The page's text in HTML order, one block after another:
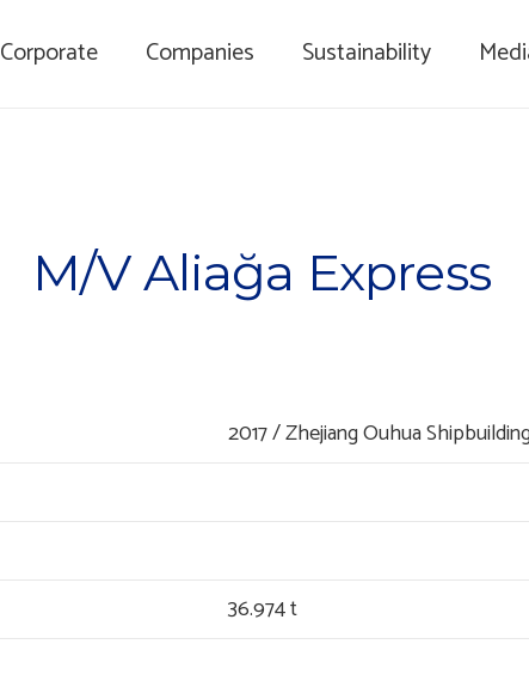
Corporate Companies Sustainability
M/V Aliağa Express
2017 / Zhejiang Ouhua
36.974 t